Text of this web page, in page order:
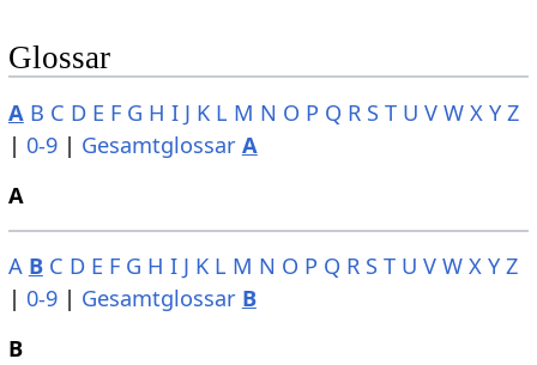
Glossar
A B C D E F G H I J K L M N O P Q R S T U V W X Y Z
| 0-9| Gesamtglossar A
A
A B C D E F G H I J K L M N O P Q R S T U V W X Y Z
| 0-9| Gesamtglossar B
B